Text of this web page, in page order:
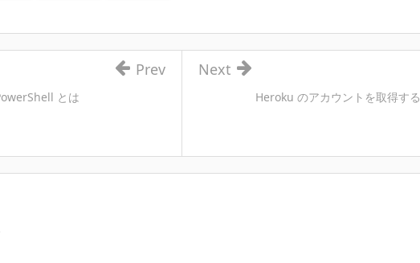
Heroku のアカウントを取得する
Next
とは
Prev